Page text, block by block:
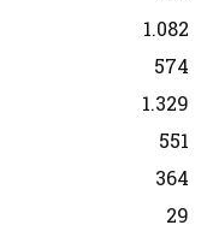
1.082
574
1.329
551
364
29